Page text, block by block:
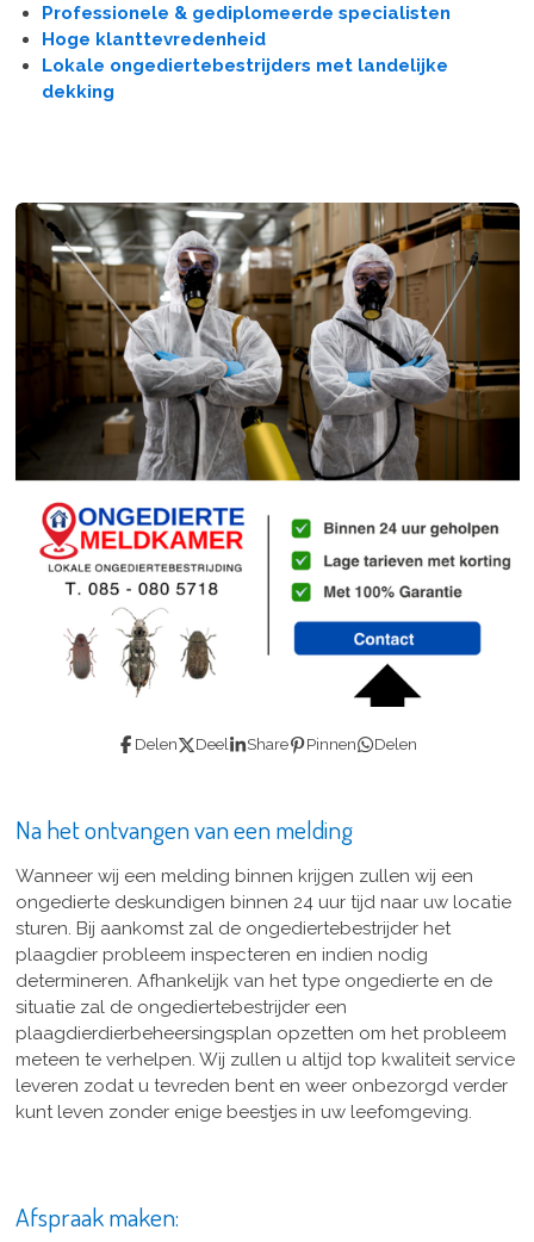
Professionele & gediplomeerde specialisten
Hoge klanttevredenheid
Lokale ongediertebestrijders met landelijke
dekking
Delen Deel Share Pinnen Delen
Na het ontvangen van een melding
Wanneer wij een melding binnen krijgen zullen wij een
ongedierte deskundigen binnen 24 uur tijd naar uw locatie
sturen. Bij aankomst zal de ongediertebestrijder het
plaagdier probleem inspecteren en indien nodig
determineren. Afhankelijk van het type ongedierte en de
situatie zal de ongediertebestrijder een
plaagdierdierbeheersingsplan opzetten om het probleem
meteen te verhelpen. Wij zullen u altijd top kwaliteit service
leveren zodat u tevreden bent en weer onbezorgd verder
kunt leven zonder enige beestjes in uw leefomgeving.
Afspraak maken: